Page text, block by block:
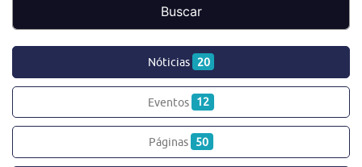
Nóticias 20
Eventos 12
Páginas 50